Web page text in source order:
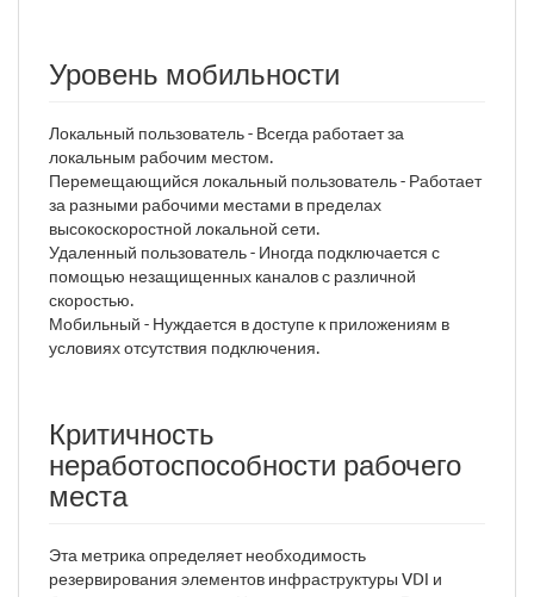
Уровень мобильности
Локальный пользователь - Всегда работает за
локальным рабочим местом.
Перемещающийся локальный пользователь - Работает
за разными рабочими местами в пределах
высокоскоростной локальной сети.
Удаленный пользователь - Иногда подключается с
помощью незащищенных каналов с различной
скоростью.
Мобильный - Нуждается в доступе к приложениям в
условиях отсутствия подключения.
Критичность
неработоспособности рабочего
места
Эта метрика определяет необходимость
резервирования элементов инфраструктуры VDI и